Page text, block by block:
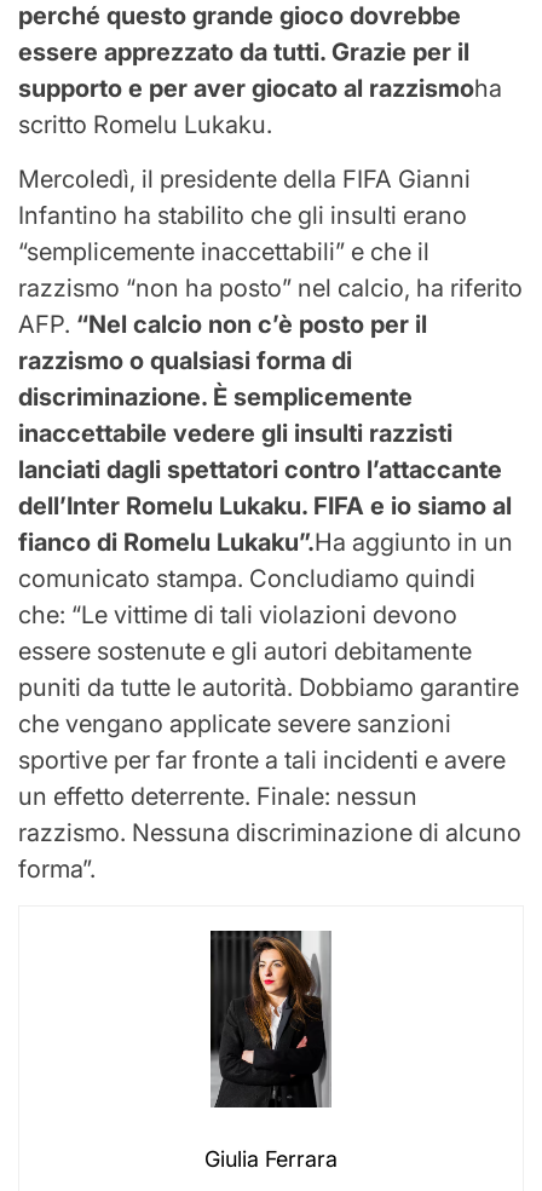
perché questo grande gioco dovrebbe
essere apprezzato da tutti. Grazie per il
supporto e per aver giocato al razzismoha
scritto Romelu Lukaku.
Mercoledì, il presidente della FIFA Gianni
Infantino ha stabilito che gli insulti erano
“semplicemente inaccettabili” e che il
razzismo “non ha posto” nel calcio, ha riferito
AFP. “Nel calcio non c’è posto per il
razzismo o qualsiasi forma di
discriminazione. È semplicemente
inaccettabile vedere gli insulti razzisti
lanciati dagli spettatori contro l’attaccante
dell’Inter Romelu Lukaku. FIFA e io siamo al
fianco di Romelu Lukaku”.Ha aggiunto in un
comunicato stampa. Concludiamo quindi
che: “Le vittime di tali violazioni devono
essere sostenute e gli autori debitamente
puniti da tutte le autorità. Dobbiamo garantire
che vengano applicate severe sanzioni
sportive per far fronte a tali incidenti e avere
un effetto deterrente. Finale: nessun
razzismo. Nessuna discriminazione di alcuno
forma”.
Giulia Ferrara